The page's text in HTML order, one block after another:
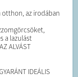
otthon, az irodában
a lazulást
ALVÁST
IDEÁLIS